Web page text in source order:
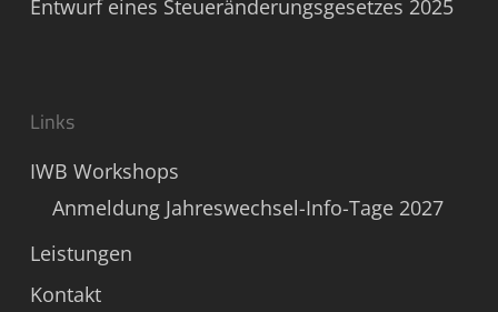
Entwurf eines Steueränderungsgesetzes 2025
Links
IWB Workshops
Anmeldung Jahreswechsel-Info-Tage 2027
Leistungen
Kontakt